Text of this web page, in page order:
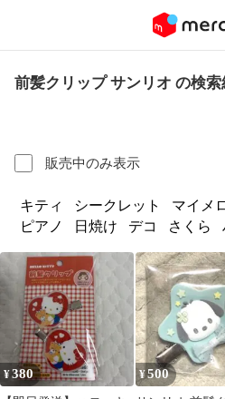
前髪クリップ サンリオ の検索
販売中のみ表示
キティ シークレット マイメ
ピアノ
日焼け デコ さくら
¥380 ¥500